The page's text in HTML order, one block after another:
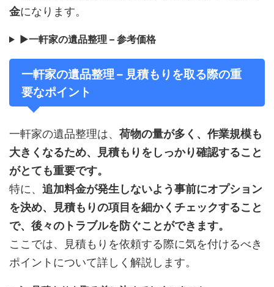
金になります。
▶一軒家の遺品整理 – 参考価格
一軒家の遺品整理 – 見積もりを取る際の重
要なポイント
一軒家の遺品整理は、 荷物の量が多く、作業規模も
大きくなるため、見積もりをしっかり確認すること
がとても重要です。
特に、 追加料金が発生しないよう事前にオプション
を決め、見積もりの項目を細かくチェックすること
で、後々のトラブルを防ぐことができます。
ここでは、見積もりを依頼する際に気を付けるべき
ポイントについて詳しく解説します。